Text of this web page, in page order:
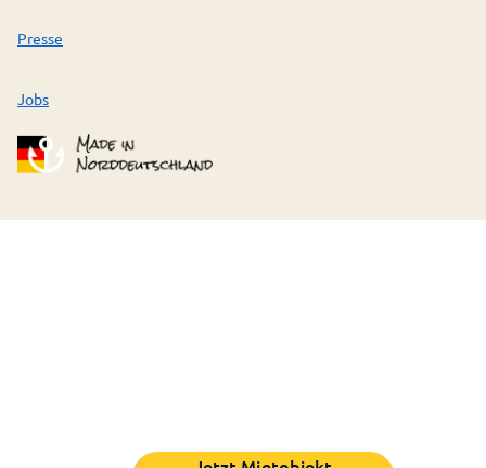
Presse
Jobs